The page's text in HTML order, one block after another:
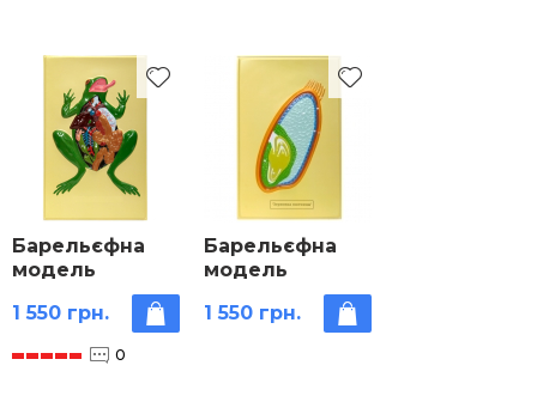
Барельєфна
модель
«Внутрішня
будова жаби»
1 550 грн.
0
Барельєфна
модель
пшениці»
1 550 грн.